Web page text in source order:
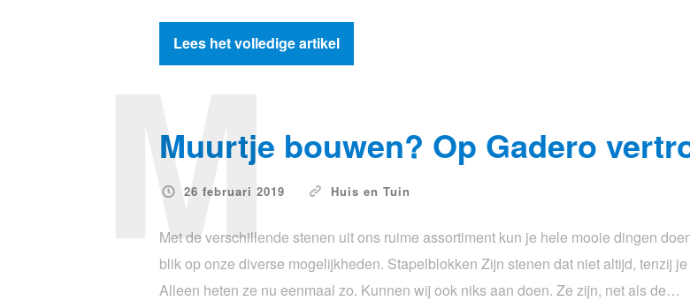
Lees het volledige artikel
Muurtje bouwen? Op Gadero
26 februari 2019 Huis en Tuin
M
Met de verschillende stenen uit ons ruime assortiment kun je hele mooie dingen
blik op onze diverse mogelijkheden. Stapelblokken Zijn stenen dat niet altijd, tenzij
Alleen heten ze nu eenmaal zo. Kunnen wij ook niks aan doen. Ze zijn, net als de…